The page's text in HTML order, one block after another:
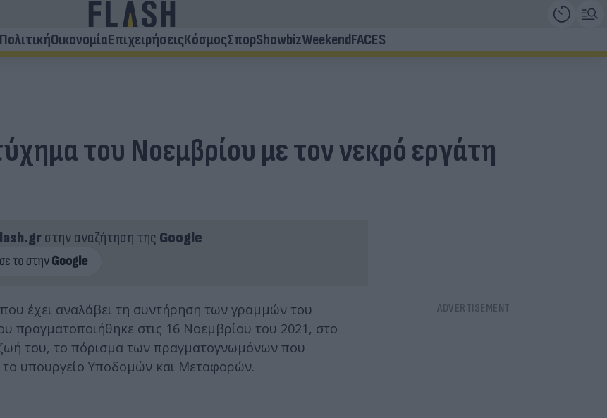
ΠολιτικήΟικονομίαΕπιχειρήσειςΚόσμοςΣπορShowbizWeekendFACES
του Νοεμβρίου με τον νεκρό εργάτη
στην αναζήτηση της Google
που έχει αναλάβει τη συντήρηση των γραμμών του
πραγματοποιήθηκε στις 16 Νοεμβρίου του 2021, στο
του, το πόρισμα των πραγματογνωμόνων που
το υπουργείο Υποδομών και Μεταφορών.